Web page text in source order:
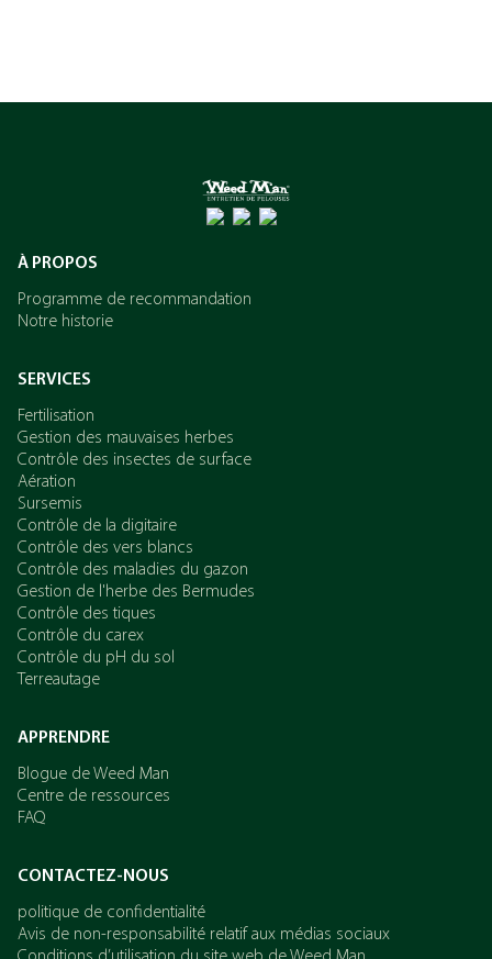
À PROPOS
Programme de recommandation
Notre historie
SERVICES
Fertilisation
Gestion des mauvaises herbes
Contrôle des insectes de surface
Aération
Sursemis
Contrôle de la digitaire
Contrôle des vers blancs
Contrôle des maladies du gazon
Gestion de l'herbe des Bermudes
Contrôle des tiques
Contrôle du carex
Contrôle du pH du sol
Terreautage
APPRENDRE
Blogue de Weed Man
Centre de ressources
FAQ
CONTACTEZ-NOUS
politique de confidentialité
Avis de non-responsabilité relatif aux médias sociaux